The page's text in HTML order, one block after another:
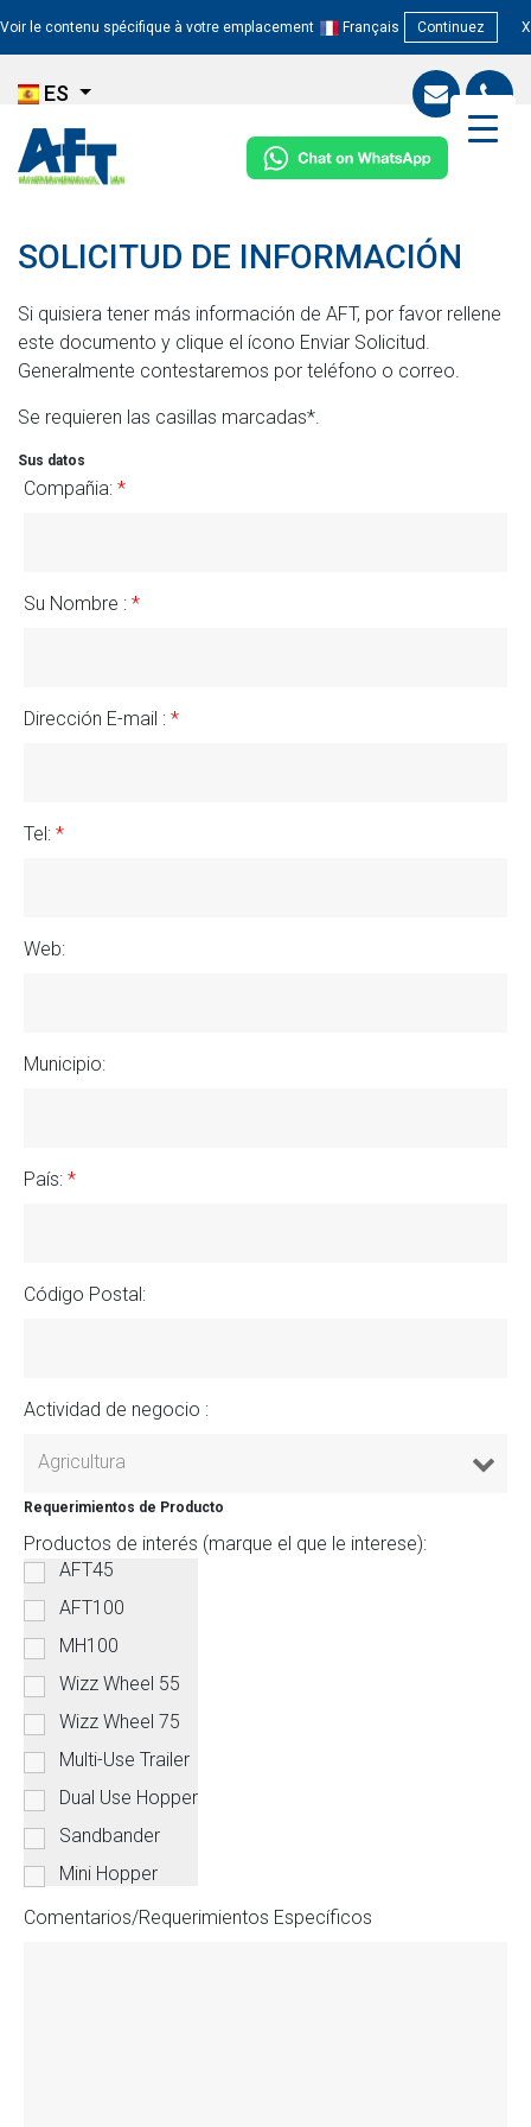
Voir le contenu spécifique à votre emplacement Français Continuez X
ES
SOLICITUD DE INFORMACIÓN
Si quisiera tener más información de AFT, por favor rellene
este documento y clique el ícono Enviar Solicitud.
Generalmente contestaremos por teléfono o correo.
Se requieren las casillas marcadas*.
Sus datos
Compañia: *
Su Nombre : *
Dirección E-mail : *
Tel: *
Web:
Municipio:
País: *
Código Postal:
Actividad de negocio :
Requerimientos de Producto
AFT45
AFT100
MH100
Wizz Wheel 55
Wizz Wheel 75
Multi-Use Trailer
Dual Use Hopper
Sandbander
Mini Hopper
Productos de interés (marque el que le interese):
Comentarios/Requerimientos Específicos